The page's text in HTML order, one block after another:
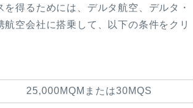
得るためには、デルタ航空、デルタ・
空会社に搭乗して、以下の条件をクリ
25,000MQMまたは30MQS